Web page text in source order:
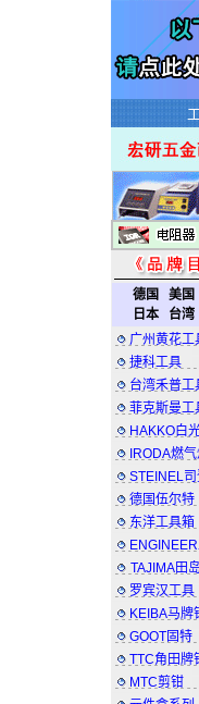
德国 美国
日本
台湾
广州黄花工
捷科工具
台湾禾普工
菲克斯曼工
HAKKO白
IRODA燃
STEINEL司
德国伍尔特
东洋工具箱
TAJIMA田
罗宾汉工具
KEIBA马牌
GOOT固特
TTC角田牌
MTC剪钳